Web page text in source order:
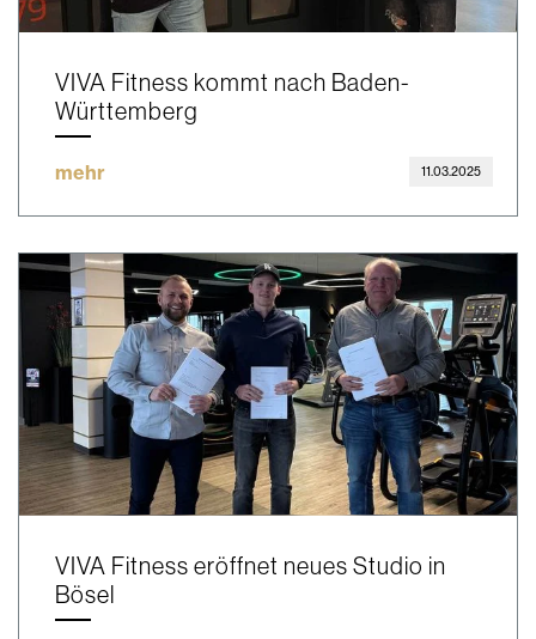
VIVA Fitness kommt nach Baden-
Württemberg
mehr 11.03.2025
VIVA Fitness eröffnet neues Studio in
Bösel